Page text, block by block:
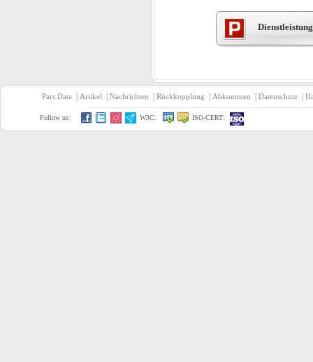
Pars Data Artikel Nachrichten Rückkopplung Abkommen Datenschutz
Follow us: W3C: ISO-CERT: